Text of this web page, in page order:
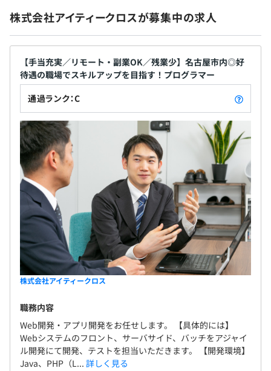
技術力と人間力を身につけ、エンジニアとしての総合力を
高められる魅力的な環境を用意しています。
人間力とは、「相手の立場を理解した仕事の進め方ができ
る」「その人のレベルに合わせた教え方ができる」「「環
境に適応できる能力を身に付ける」「自分を守るための交
渉力」などです。
相談の上、ご希望のマシンを支給いたします。
オブジェクト指向、ウォーターフォール、アジャイル
■資格手当
保持している資格に対して4千〜1万2千円を毎月支給しま
す。
受験費用の補助制度もあり、入社後の取得もOKです。
《例》基本情報技術者：月4,000円
■通信手当
社用携帯を貸与、もしくは通信手当月5,000円を支給しま
す。
賞与：年2回（6月・12月）
※取締役以上は配当金・退職制度があります。
昇給：年1回（4月）
◎成果に見合う給与を支払うべきという考えがあるので、
給与アップの交渉も歓迎しています！
一般社団法人 愛知県情報サービス産業協会 (AIA保険加
入）
株式会社アイティークロスが募集中の求人
【手当充実／リモート・副業OK／残業少】名古屋市内◎好
待遇の職場でスキルアップを目指す！プログラマー
通過ランク：C
株式会社アイティークロス
職務内容
Web開発・アプリ開発をお任せします。 【具体的には】
Webシステムのフロント、サーバサイド、バッチをアジャイ
ル開発にて開発、テストを担当いただきます。 【開発環境】
Java、PHP（L... 詳しく見る